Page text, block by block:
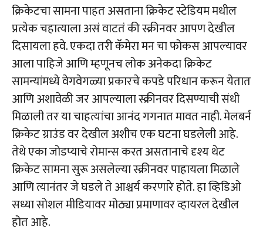
क्रिकेटचा सामना पाहत असताना क्रिकेट स्टेडियम मधील
प्रत्येक चहात्याला असं वाटतं की स्क्रीनवर आपण देखील
दिसायला हवे. एकदा तरी कॅमेरा मन चा फोकस आपल्यावर
आला पाहिजे आणि म्हणूनच लोक अनेकदा क्रिकेट
सामन्यांमध्ये वेगवेगळ्या प्रकारचे कपडे परिधान करून येतात
आणि अशावेळी जर आपल्याला स्क्रीनवर दिसण्याची संधी
मिळाली तर या चाहत्यांचा आनंद गगनात मावत नाही. मेलबर्न
क्रिकेट ग्राउंड वर देखील अशीच एक घटना घडलेली आहे.
तेथे एका जोडप्याचे रोमान्स करत असतानाचे दृश्य थेट
क्रिकेट सामना सुरू असलेल्या स्क्रीनवर पाहायला मिळाले
आणि त्यानंतर जे घडले ते आश्चर्य करणारे होते. हा व्हिडिओ
सध्या सोशल मीडियावर मोठ्या प्रमाणावर व्हायरल देखील
होत आहे.